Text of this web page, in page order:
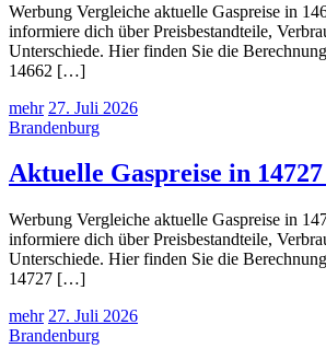
Werbung Vergleiche aktuelle Gaspreise in
informiere dich über Preisbestandteile,
Unterschiede. Hier finden Sie die
14662 […]
mehr 27. Juli 2026
Brandenburg
Aktuelle Gaspreise in
Werbung Vergleiche aktuelle Gaspreise in
informiere dich über Preisbestandteile,
Unterschiede. Hier finden Sie die
14727 […]
mehr 27. Juli 2026
Brandenburg